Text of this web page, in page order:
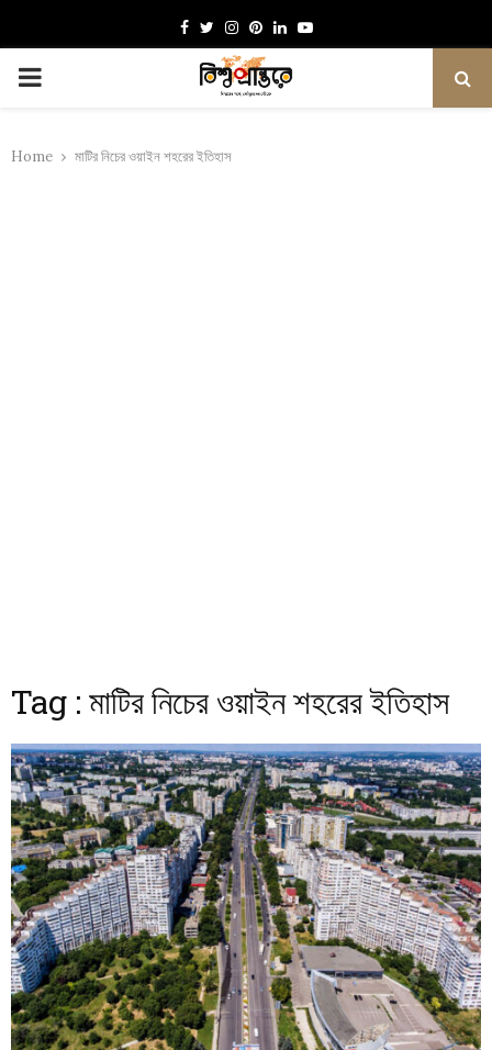
Facebook
TwitterInstagram
Pinterest
LinkedinYoutube
PRIMARY
Home মাটির নিচের ওয়াইন শহরের ইতিহাস
Tag : মাটির নিচের ওয়াইন শহরের ইতিহাস